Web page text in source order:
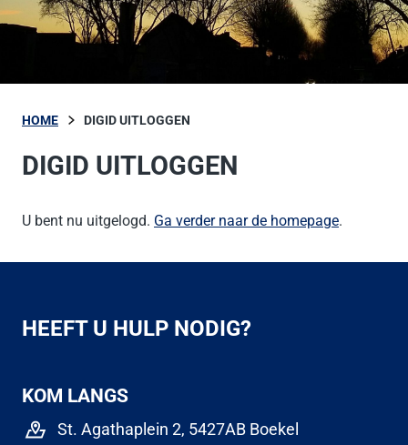
HOME DIGID UITLOGGEN
DIGID UITLOGGEN
U bent nu uitgelogd. Ga verder naar de homepage.
HEEFT U HULP NODIG?
KOM LANGS
St. Agathaplein 2, 5427AB Boekel